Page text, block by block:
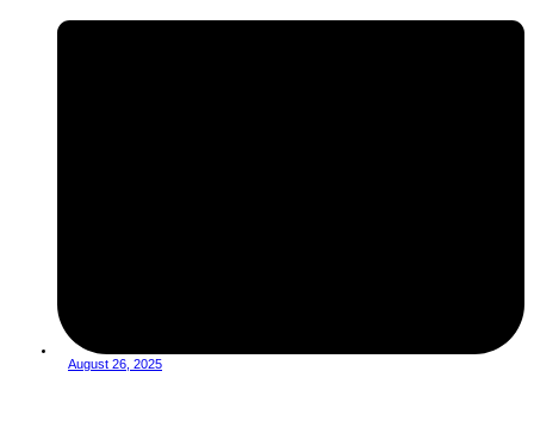
August 26, 2025